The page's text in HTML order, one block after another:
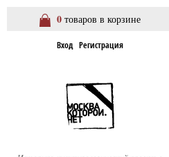
0 товаров в корзине
Вход Регистрация